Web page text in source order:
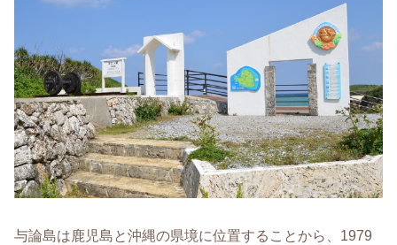
与論島は鹿児島と沖縄の県境に位置することから、1979